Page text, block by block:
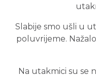
Slabije smo ušli u
poluvrijeme.
Na utakmici su se